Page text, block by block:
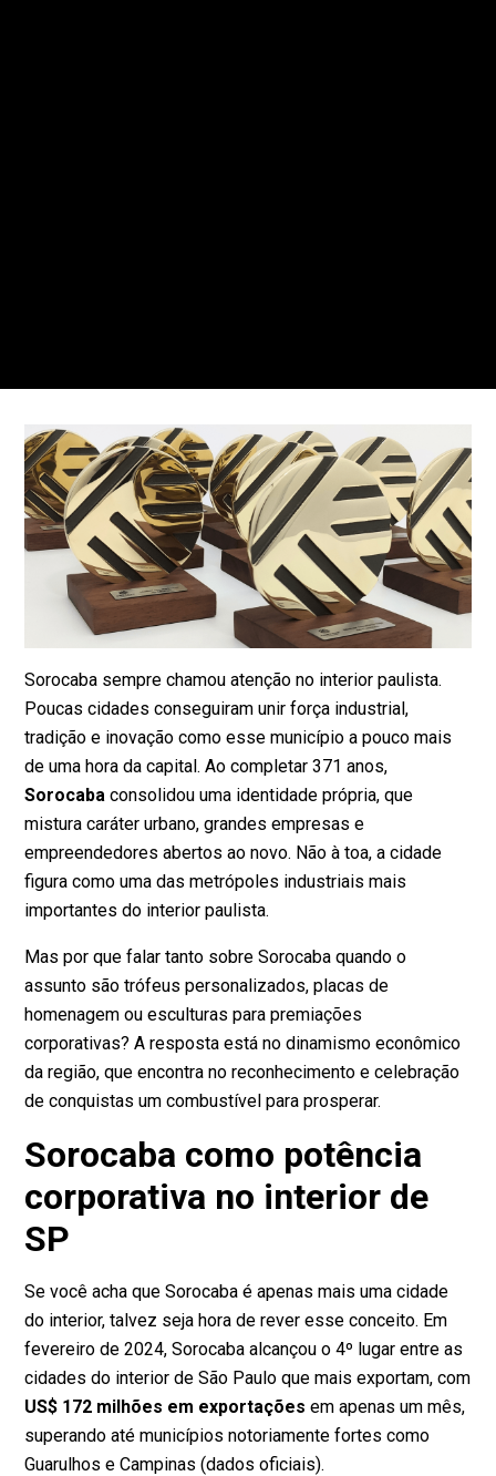
Sorocaba sempre chamou atenção no interior paulista.
Poucas cidades conseguiram unir força industrial,
tradição e inovação como esse município a pouco mais
de uma hora da capital. Ao completar 371 anos,
Sorocaba consolidou uma identidade própria, que
mistura caráter urbano, grandes empresas e
empreendedores abertos ao novo. Não à toa, a cidade
figura como uma dasmetrópoles industriais mais
importantes do interior paulista.
Mas por que falar tanto sobre Sorocaba quando o
assunto são trófeus personalizados, placas de
homenagem ou esculturas para premiações
corporativas? A resposta está no dinamismo econômico
da região, que encontra no reconhecimento e celebração
de conquistas um combustível para prosperar.
Sorocaba como potência
corporativa no interior de
SP
Se você acha que Sorocaba é apenas mais uma cidade
do interior, talvez seja hora de rever esse conceito. Em
fevereiro de 2024, Sorocaba alcançou o 4º lugar entre as
cidades do interior de São Paulo que mais exportam, com
US$ 172 milhões em exportações em apenas um mês,
superando até municípios notoriamente fortes como
Guarulhos e Campinas (dados oficiais).